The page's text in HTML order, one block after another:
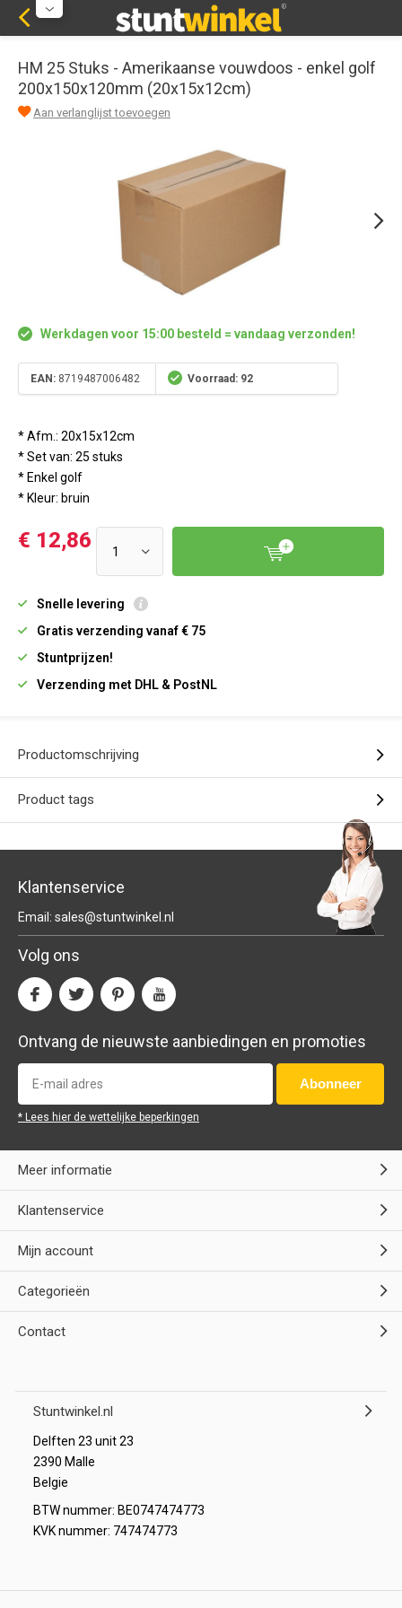
HM 25 Stuks - Amerikaanse vouwdoos - enkel golf
200x150x120mm (20x15x12cm)
Aan verlanglijst toevoegen
Werkdagen voor 15:00 besteld = vandaag verzonden!
EAN: 8719487006482 Voorraad: 92
* Afm.: 20x15x12cm
* Set van: 25 stuks
* Enkel golf
* Kleur: bruin
€ 12,86
Snelle levering
Gratis verzending vanaf € 75
Stuntprijzen!
Verzending met DHL & PostNL
Productomschrijving
Product tags
Klantenservice
Email: sales@stuntwinkel.nl
Volg ons
Ontvang de nieuwste aanbiedingen en promoties
Abonneer
* Lees hier de wettelijke beperkingen
Meer informatie
Klantenservice
Mijn account
Categorieën
Contact
Stuntwinkel.nl
Delften 23 unit 23
2390 Malle
Belgie
BTW nummer: BE0747474773
KVK nummer: 747474773